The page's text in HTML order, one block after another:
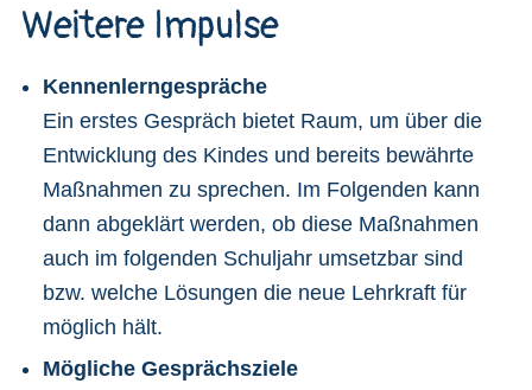
Weitere Impulse
Kennenlerngespräche
Ein erstes Gespräch bietet Raum, um über die
Entwicklung des Kindes und bereits bewährte
Maßnahmen zu sprechen. Im Folgenden kann
dann abgeklärt werden, ob diese Maßnahmen
auch im folgenden Schuljahr umsetzbar sind
bzw. welche Lösungen die neue Lehrkraft für
möglich hält.
Mögliche Gesprächsziele